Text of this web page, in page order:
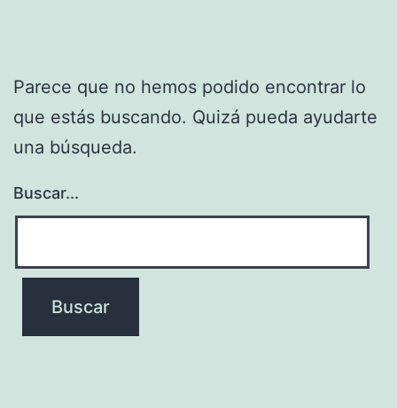
Parece que no hemos podido encontrar lo
que estás buscando. Quizá pueda ayudarte
una búsqueda.
Buscar...